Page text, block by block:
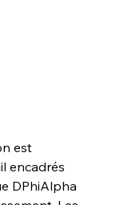
est
encadrés
DPhiAlpha